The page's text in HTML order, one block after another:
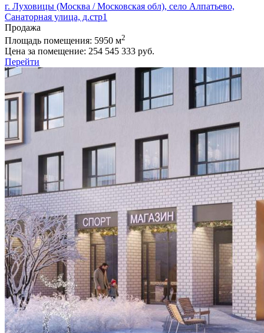
г. Луховицы (Москва / Московская обл), село Алпатьево,
Санаторная улица, д.стр1
Продажа
Площадь помещения: 5950 м2
Цена за помещение: 254 545 333 руб.
Перейти